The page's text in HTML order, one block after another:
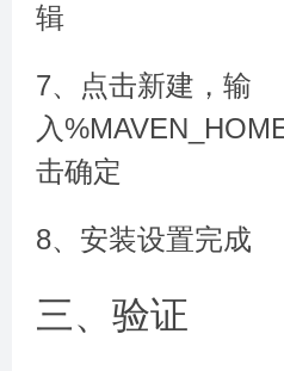
辑
7、点击新建，输
入
击确定
8、安装设置完成
三、验证